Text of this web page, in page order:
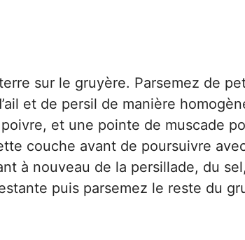
sur le gruyère. Parsemez de
et de persil de manière
et une pointe de muscade
couche avant de poursuivre
à nouveau de la persillade, du
puis parsemez le reste du